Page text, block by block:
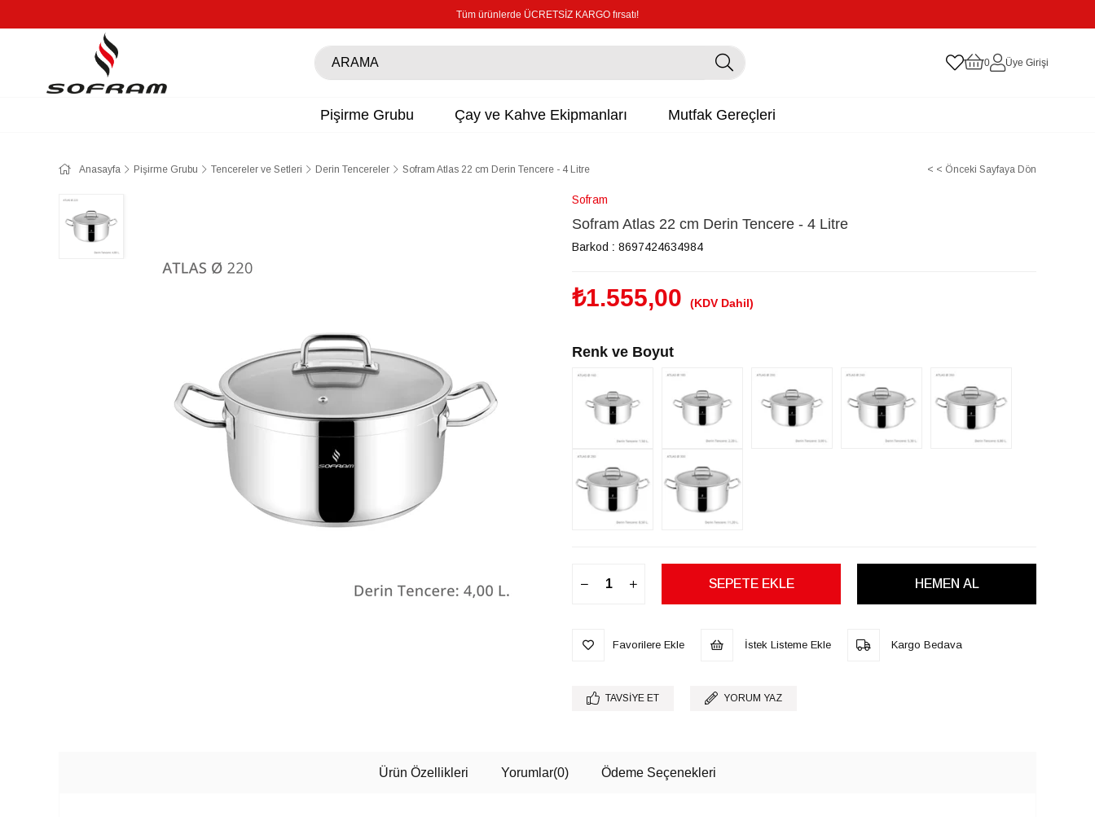
Tüm ürünlerde ÜCRETSİZ KARGO fırsatı!
0 Üye Girişi
Pişirme Grubu Çay ve Kahve Ekipmanları Mutfak Gereçleri
Anasayfa Pişirme Grubu Tencereler ve Setleri Derin Tencereler Sofram Atlas 22 cm Derin Tencere - 4 Litre < < Önceki Sayfaya Dön
Sofram
Sofram Atlas 22 cm Derin Tencere - 4 Litre
Barkod : 8697424634984
₺1.555,00 (KDV Dahil)
Renk ve Boyut
Favorilere Ekle İstek Listeme Ekle Kargo Bedava
TAVSIYE ET YORUM YAZ
Ürün Özellikleri Yorumlar(0) Ödeme Seçenekleri